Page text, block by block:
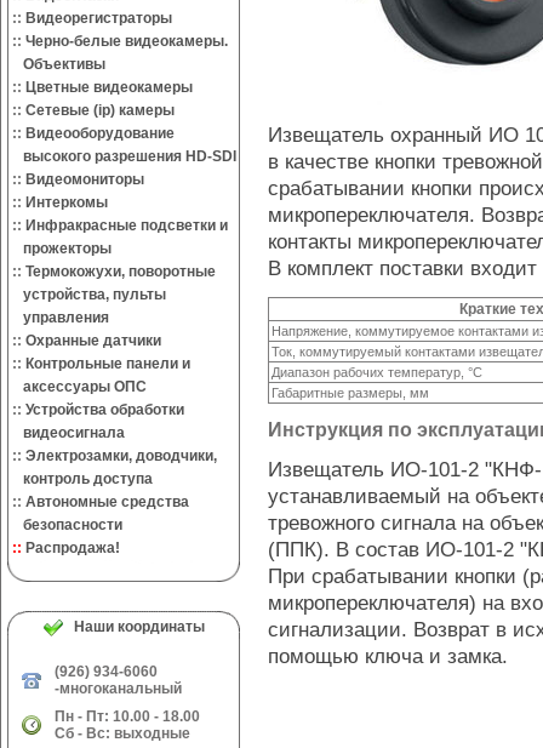
:: Видеорегистраторы
:: Черно-белые видеокамеры.
Объективы
:: Цветные видеокамеры
:: Сетевые (ip) камеры
:: Видеооборудование
высокого разрешения HD-SDI
:: Видеомониторы
:: Интеркомы
:: Инфракрасные подсветки и
прожекторы
:: Термокожухи, поворотные
устройства, пульты
управления
:: Охранные датчики
:: Контрольные панели и
аксессуары ОПС
:: Устройства обработки
видеосигнала
:: Электрозамки, доводчики,
контроль доступа
:: Автономные средства
безопасности
:: Распродажа!
Наши координаты
(926) 934-6060
-многоканальный
Пн - Пт: 10.00 - 18.00
Сб - Вс: выходные
Извещатель охранный ИО
в качестве кнопки
срабатывании кнопки
микропереключателя.
контакты
В комплект поставки
Краткие
Напряжение, коммутируемое контактами
Ток, коммутируемый контактами
Диапазон рабочих температур, °С
Габаритные размеры, мм
Инструкция по
Извещатель ИО-101-2 "КНФ-
устанавливаемый на
тревожного сигнала на
(ППК). В состав ИО-101-2
При срабатывании кнопки
микропереключателя) на
сигнализации. Возврат в
помощью ключа и замка.